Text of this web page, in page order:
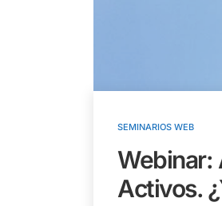
SEMINARIOS WEB
Webinar:
Activos.